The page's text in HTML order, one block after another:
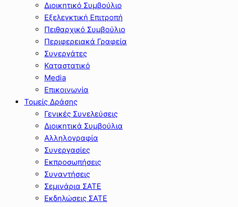
Διοικητικό Συμβούλιο
Εξελεγκτική Επιτροπή
Πειθαρχικό Συμβούλιο
Περιφερειακά Γραφεία
Συνεργάτες
Καταστατικό
Media
Επικοινωνία
Τομείς Δράσης
Γενικές Συνελεύσεις
Διοικητικά Συμβούλια
Αλληλογραφία
Συνεργασίες
Εκπροσωπήσεις
Συναντήσεις
Σεμινάρια ΣΑΤΕ
Εκδηλώσεις ΣΑΤΕ